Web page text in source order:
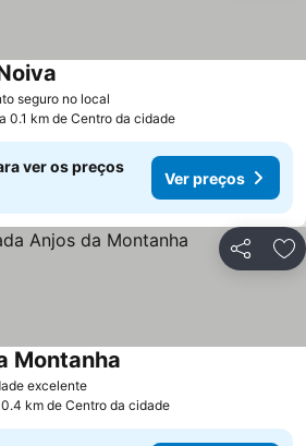
seguro no local
a 0.1 km de Centro da cidade
ver os preços
Ver preços
Partilhar
excelente
Montanha
km de Centro da cidade